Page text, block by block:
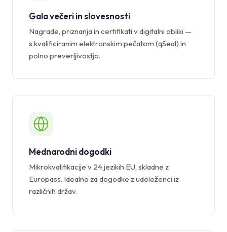
Gala večeri in slovesnosti
Nagrade, priznanja in certifikati v digitalni obliki —
s kvalificiranim elektronskim pečatom (qSeal) in
polno preverljivostjo.
Mednarodni dogodki
Mikrokvalifikacije v 24 jezikih EU, skladne z
Europass. Idealno za dogodke z udeleženci iz
različnih držav.